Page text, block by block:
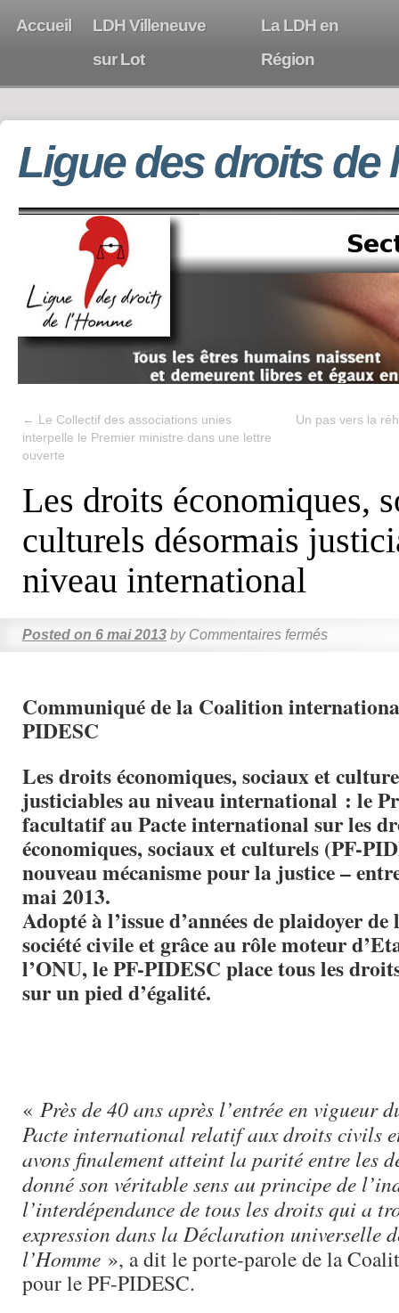
Accueil
LDH Villeneuve
sur Lot
La LDH en
Région
Ligue des droits de
← Le Collectif des associations unies
interpelle le Premier ministre dans une lettre
ouverte
Un pas vers la
Les droits économiques,
culturels désormais
niveau international
Posted on 6 mai 2013 by Commentaires fermés
Communiqué de la Coalition
PIDESC
Les droits économiques, sociaux et
justiciables au niveau international : le
facultatif au Pacte international sur les
économiques, sociaux et culturels (PF-
nouveau mécanisme pour la justice –
mai 2013.
Adopté à l’issue d’années de plaidoyer
société civile et grâce au rôle moteur
l’ONU, le PF-PIDESC place tous les
sur un pied d’égalité.
« Près de 40 ans après l’entrée en vigueur
Pacte international relatif aux droits civils
avons finalement atteint la parité entre les
donné son véritable sens au principe de
l’interdépendance de tous les droits qui a
expression dans la Déclaration universelle
l’Homme », a dit le porte-parole de la
pour le PF-PIDESC.